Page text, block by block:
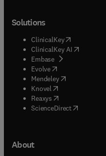
Solutions
ClinicalKey(opens in
ClinicalKey AI opens in
Embase( opens in new
Evolve(opens in new tab/
Mendeley( opens in new
Knovel (opens in new tab/
Reaxys (opens in new
ScienceDirect(opens in
About